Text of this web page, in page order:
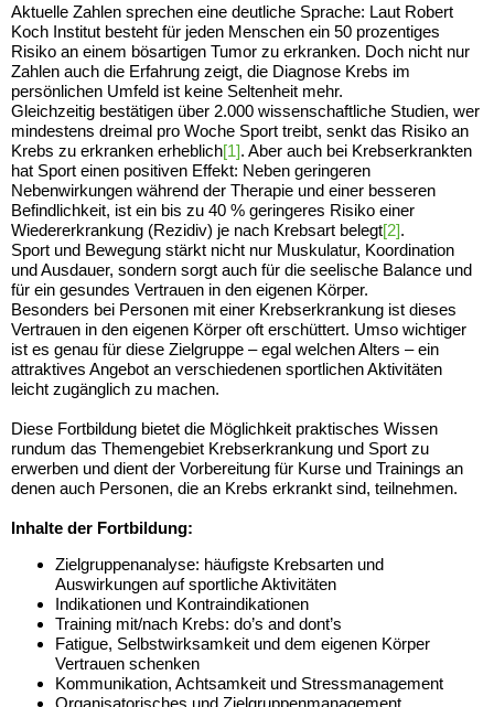
Aktuelle Zahlen sprechen eine deutliche Sprache: Laut Robert
Koch Institut besteht für jeden Menschen ein 50 prozentiges
Risiko an einem bösartigen Tumor zu erkranken. Doch nicht nur
Zahlen auch die Erfahrung zeigt, die Diagnose Krebs im
persönlichen Umfeld ist keine Seltenheit mehr.
Gleichzeitig bestätigen über 2.000 wissenschaftliche Studien, wer
mindestens dreimal pro Woche Sport treibt, senkt das Risiko an
Krebs zu erkranken erheblich[1]. Aber auch bei Krebserkrankten
hat Sport einen positiven Effekt: Neben geringeren
Nebenwirkungen während der Therapie und einer besseren
Befindlichkeit, ist ein bis zu 40 % geringeres Risiko einer
Wiedererkrankung (Rezidiv) je nach Krebsart belegt[2].
Sport und Bewegung stärkt nicht nur Muskulatur, Koordination
und Ausdauer, sondern sorgt auch für die seelische Balance und
für ein gesundes Vertrauen in den eigenen Körper.
Besonders bei Personen mit einer Krebserkrankung ist dieses
Vertrauen in den eigenen Körper oft erschüttert. Umso wichtiger
ist es genau für diese Zielgruppe – egal welchen Alters – ein
attraktives Angebot an verschiedenen sportlichen Aktivitäten
leicht zugänglich zu machen.
Diese Fortbildung bietet die Möglichkeit praktisches Wissen
rundum das Themengebiet Krebserkrankung und Sport zu
erwerben und dient der Vorbereitung für Kurse und Trainings an
denen auch Personen, die an Krebs erkrankt sind, teilnehmen.
Inhalte der Fortbildung:
Zielgruppenanalyse: häufigste Krebsarten und
Auswirkungen auf sportliche Aktivitäten
Indikationen und Kontraindikationen
Training mit/nach Krebs: do’s and dont’s
Fatigue, Selbstwirksamkeit und dem eigenen Körper
Vertrauen schenken
Kommunikation, Achtsamkeit und Stressmanagement
Organisatorisches und Zielgruppenmanagement